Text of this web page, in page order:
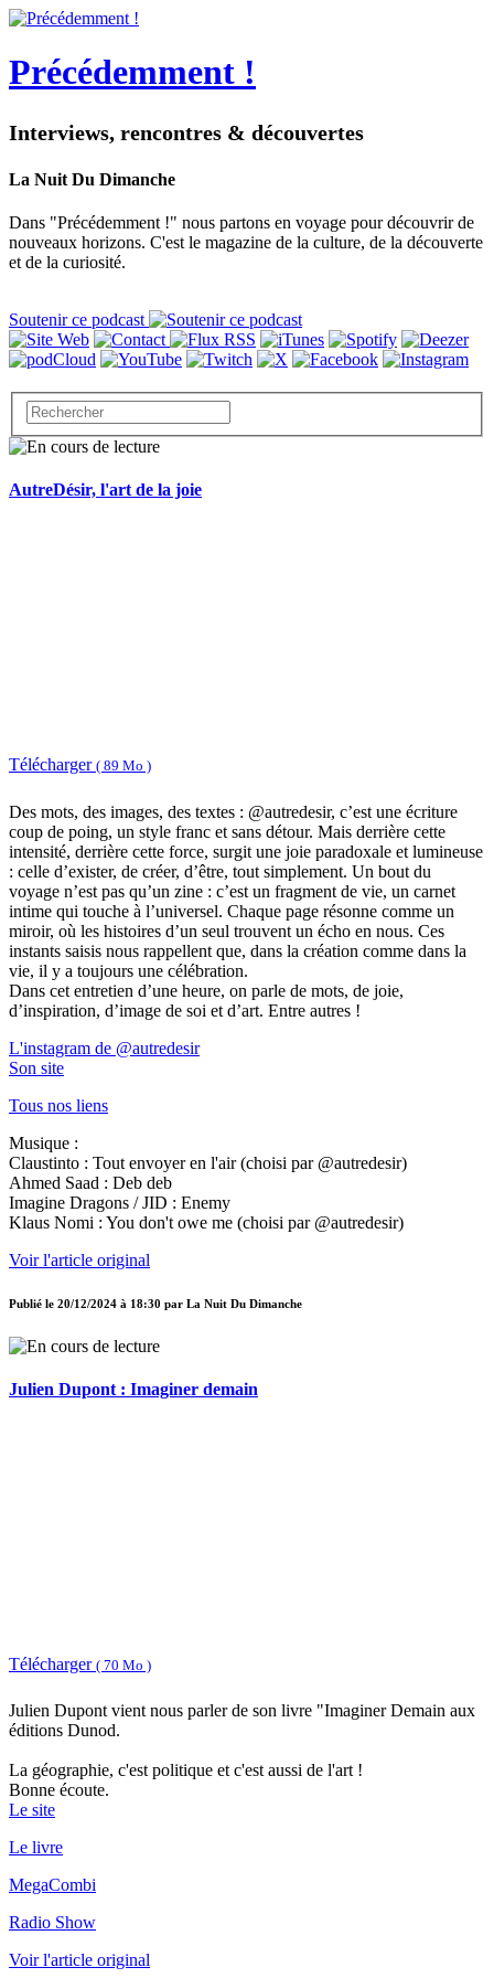
Précédemment !
Interviews, rencontres & découvertes
La Nuit Du Dimanche
Dans "Précédemment !" nous partons en voyage pour découvrir de
nouveaux horizons. C'est le magazine de la culture, de la découverte
et de la curiosité.
Soutenir ce podcast
AutreDésir, l'art de la joie
Télécharger ( 89 Mo )
Des mots, des images, des textes : @autredesir, c’est une écriture
coup de poing, un style franc et sans détour. Mais derrière cette
intensité, derrière cette force, surgit une joie paradoxale et lumineuse
: celle d’exister, de créer, d’être, tout simplement. Un bout du
voyage n’est pas qu’un zine : c’est un fragment de vie, un carnet
intime qui touche à l’universel. Chaque page résonne comme un
miroir, où les histoires d’un seul trouvent un écho en nous. Ces
instants saisis nous rappellent que, dans la création comme dans la
vie, il y a toujours une célébration.
Dans cet entretien d’une heure, on parle de mots, de joie,
d’inspiration, d’image de soi et d’art. Entre autres !
L'instagram de @autredesir
Son site
Tous nos liens
Musique :
Claustinto : Tout envoyer en l'air (choisi par @autredesir)
Ahmed Saad : Deb deb
Imagine Dragons / JID : Enemy
Klaus Nomi : You don't owe me (choisi par @autredesir)
Voir l'article original
Publié le 20/12/2024 à 18:30 par La Nuit Du Dimanche
Julien Dupont : Imaginer demain
Télécharger ( 70 Mo )
Julien Dupont vient nous parler de son livre "Imaginer Demain aux
éditions Dunod.
La géographie, c'est politique et c'est aussi de l'art !
Bonne écoute.
Le site
Le livre
MegaCombi
Radio Show
Voir l'article original